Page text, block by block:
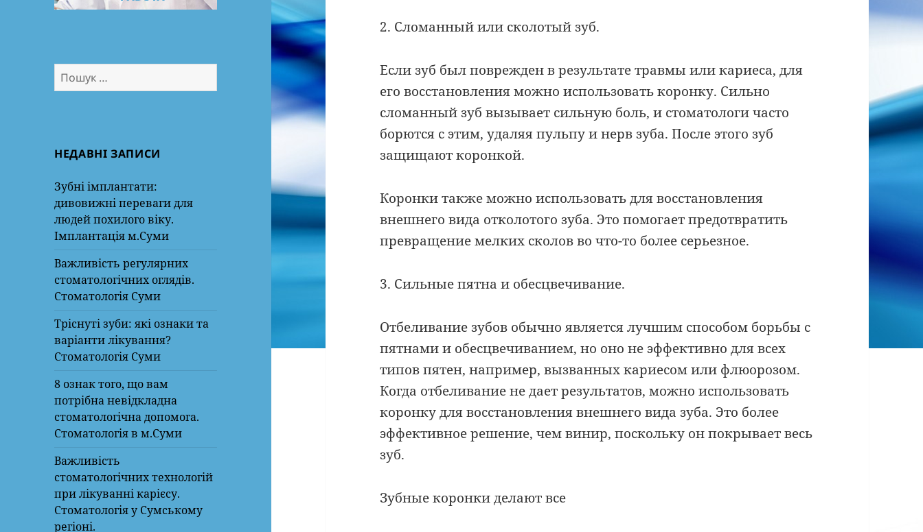
Пошук:
НЕДАВНІ ЗАПИСИ
Зубні імплантати:
дивовижні переваги для
людей похилого віку.
Імплантація м.Суми
Важливість регулярних
стоматологічних оглядів.
Стоматологія Суми
Тріснуті зуби: які ознаки та
варіанти лікування?
Стоматологія Суми
8 ознак того, що вам
потрібна невідкладна
стоматологічна допомога.
Стоматологія в м.Суми
Важливість
стоматологічних технологій
при лікуванні карієсу.
Стоматологія у Сумському
регіоні.
2. Сломанный или сколотый зуб.
Если зуб был поврежден в результате травмы или кариеса, для
его восстановления можно использовать коронку. Сильно
сломанный зуб вызывает сильную боль, и стоматологи часто
борются с этим, удаляя пульпу и нерв зуба. После этого зуб
защищают коронкой.
Коронки также можно использовать для восстановления
внешнего вида отколотого зуба. Это помогает предотвратить
превращение мелких сколов во что-то более серьезное.
3. Сильные пятна и обесцвечивание.
Отбеливание зубов обычно является лучшим способом борьбы с
пятнами и обесцвечиванием, но оно не эффективно для всех
типов пятен, например, вызванных кариесом или флюорозом.
Когда отбеливание не дает результатов, можно использовать
коронку для восстановления внешнего вида зуба. Это более
эффективное решение, чем винир, поскольку он покрывает весь
зуб.
Зубные коронки делают все